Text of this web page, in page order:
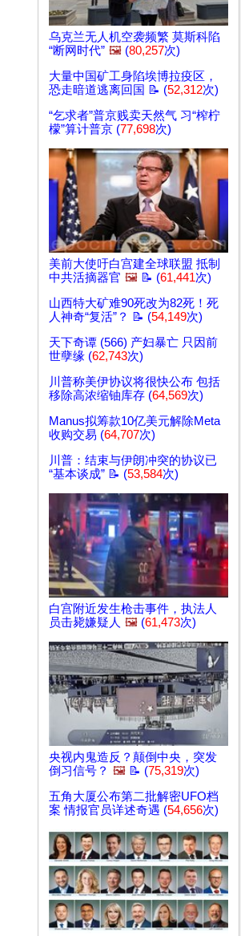
乌克兰无人机空袭频繁 莫斯科陷
“断网时代” 🖼️ (80,257次)
大量中国矿工身陷埃博拉疫区，
恐走暗道逃离回国 📝 (52,312次)
“乞求者”普京贱卖天然气 习“榨柠
檬”算计普京 (77,698次)
美前大使吁白宫建全球联盟 抵制
中共活摘器官 🖼️ 📝 (61,441次)
山西特大矿难90死改为82死！死
人神奇“复活”？ 📝 (54,149次)
天下奇谭 (566) 产妇暴亡 只因前
世孽缘 (62,743次)
川普称美伊协议将很快公布 包括
移除高浓缩铀库存 (64,569次)
Manus拟筹款10亿美元解除Meta
收购交易 (64,707次)
川普：结束与伊朗冲突的协议已
“基本谈成” 📝 (53,584次)
白宫附近发生枪击事件，执法人
员击毙嫌疑人 🖼️ (61,473次)
央视内鬼造反？颠倒中央，突发
倒习信号？ 🖼️ 📝 (75,319次)
五角大厦公布第二批解密UFO档
案 情报官员详述奇遇 (54,656次)